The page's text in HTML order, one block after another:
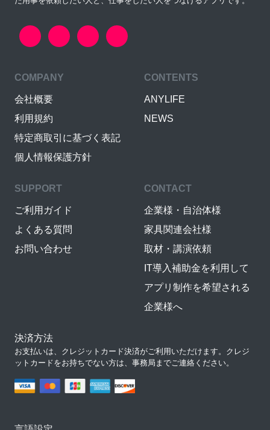
COMPANY
会社概要
利用規約
特定商取引に基づく表記
個人情報保護方針
CONTENTS
ANYLIFE
NEWS
SUPPORT
ご利用ガイド
よくある質問
お問い合わせ
CONTACT
企業様・自治体様
家具関連会社様
取材・講演依頼
IT導入補助金を利用して
アプリ制作を希望される
企業様へ
決済方法
お支払いは、クレジットカード決済がご利用いただけます。クレジ
ットカードをお持ちでない方は、事務局までご連絡ください。